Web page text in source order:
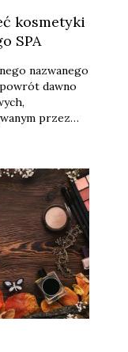
kosmetyki
SPA
nazwanego
powrót dawno
przez
oraz
znane z